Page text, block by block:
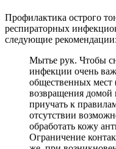
Профилактика острого
респираторных
следующие рекомендации:
Мытье рук. Чтобы
инфекции очень
общественных мест
возвращения домой
приучать к
отсутствии
обработать кожу
Ограничение